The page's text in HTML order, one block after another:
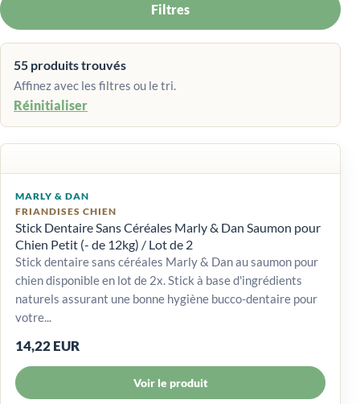
Filtres
55 produits trouvés
Affinez avec les filtres ou le tri.
Réinitialiser
MARLY & DAN
FRIANDISES CHIEN
Stick Dentaire Sans Céréales Marly & Dan Saumon pour
Chien Petit (- de 12kg) / Lot de 2
Stick dentaire sans céréales Marly & Dan au saumon pour
chien disponible en lot de 2x. Stick à base d'ingrédients
naturels assurant une bonne hygiène bucco-dentaire pour
votre...
14,22 EUR
Voir le produit